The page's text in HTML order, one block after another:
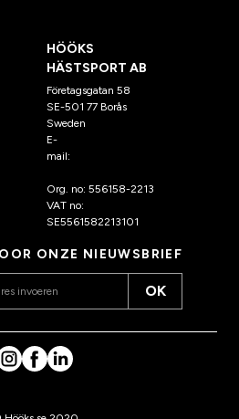
HÖÖKS
HÄSTSPORT AB
Företagsgatan 58
SE-501 77 Borås
Sweden
E-
mail:
Org. no: 556158-2213
VAT no:
SE5561582213101
ONZE NIEUWSBRIEF
OK